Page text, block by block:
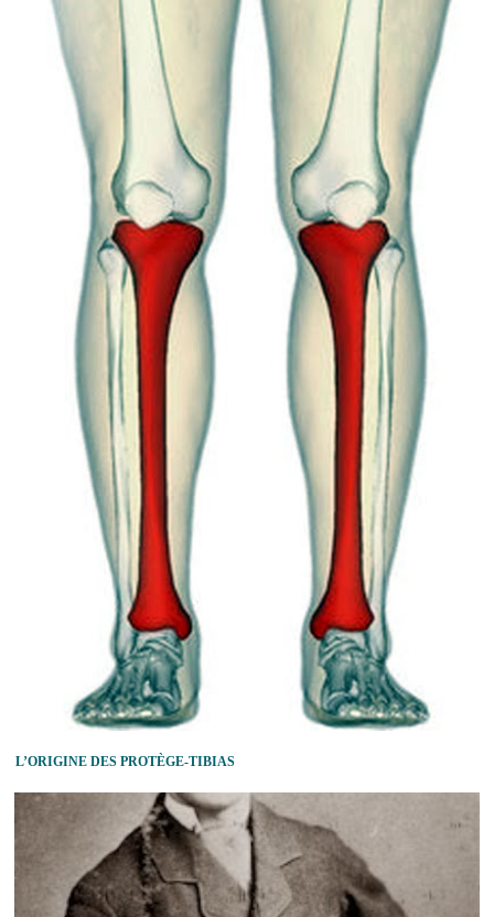
L’ORIGINE DES PROTÈGE-TIBIAS